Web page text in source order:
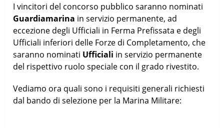
I vincitori del concorso pubblico saranno nominati
Guardiamarina in servizio permanente, ad
eccezione degli Ufficiali in Ferma Prefissata e degli
Ufficiali inferiori delle Forze di Completamento, che
saranno nominati Ufficiali in servizio permanente
del rispettivo ruolo speciale con il grado rivestito.
Vediamo ora quali sono i requisiti generali richiesti
dal bando di selezione per la Marina Militare: